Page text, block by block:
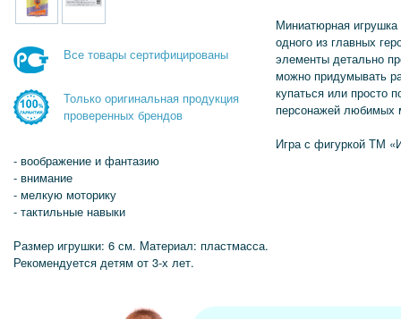
Все товары сертифицированы
Только оригинальная продукция
проверенных брендов
Миниатюрная игрушка
одного из главных
элементы детально
можно придумывать
купаться или просто
персонажей любимых
Игра с фигуркой ТМ
- воображение и фантазию
- внимание
- мелкую моторику
- тактильные навыки
Размер игрушки: 6 см. Материал: пластмасса.
Рекомендуется детям от 3-х лет.